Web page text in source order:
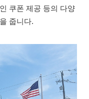
쿠폰 제공 등의 다양
줍니다.